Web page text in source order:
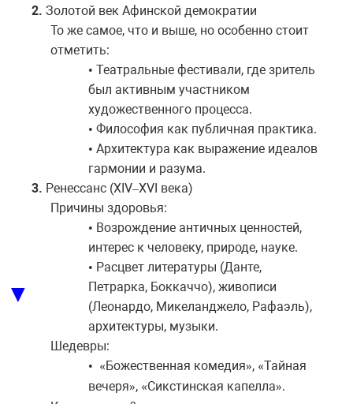
2. Золотой век Афинской демократии
То же самое, что и выше, но особенно стоит
отметить:
• Театральные фестивали, где зритель
был активным участником
художественного процесса.
• Философия как публичная практика.
• Архитектура как выражение идеалов
гармонии и разума.
3. Ренессанс (XIV–XVI века)
Причины здоровья:
• Возрождение античных ценностей,
интерес к человеку, природе, науке.
• Расцвет литературы (Данте,
Петрарка, Боккаччо), живописи
(Леонардо, Микеланджело, Рафаэль),
архитектуры, музыки.
Шедевры:
• «Божественная комедия», «Тайная
вечеря», «Сикстинская капелла».
▼